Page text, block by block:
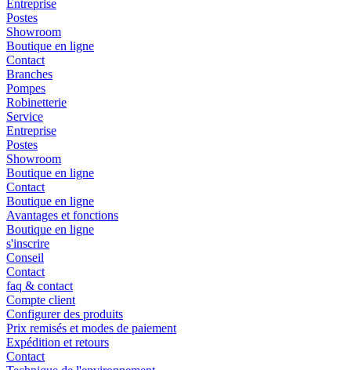
Entreprise
Postes
Showroom
Boutique en ligne
Contact
Branches
Pompes
Robinetterie
Service
Entreprise
Postes
Showroom
Boutique en ligne
Contact
Boutique en ligne
Avantages et fonctions
Boutique en ligne
s'inscrire
Conseil
Contact
faq & contact
Compte client
Configurer des produits
Prix remisés et modes de paiement
Expédition et retours
Contact